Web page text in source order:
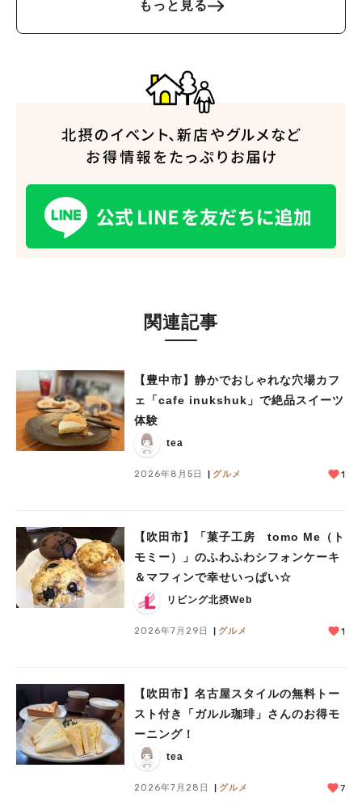
もっと見る
関連記事
【豊中市】静かでおしゃれな穴場カフ
ェ「cafe inukshuk」で絶品スイーツ
体験
tea
2026年8月5日 グルメ 1
【吹田市】「菓子工房 tomo Me（ト
モミー）」のふわふわシフォンケーキ
＆マフィンで幸せいっぱい☆
リビング北摂Web
2026年7月29日 グルメ 1
【吹田市】名古屋スタイルの無料トー
スト付き「ガルル珈琲」さんのお得モ
ーニング！
tea
2026年7月28日 グルメ 7
#自然とふれあう#ランチ
#あなたはどっち？